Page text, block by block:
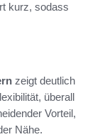
kurz, sodass
zeigt deutlich
überall
Vorteil,
Nähe.